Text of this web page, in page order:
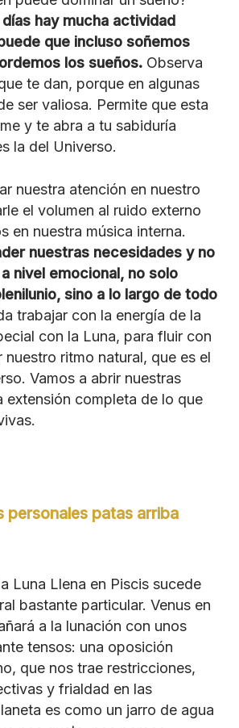
hay mucha actividad
que incluso soñemos
los sueños.Observa
te dan, porque en algunas
ser valiosa. Permite que esta
y te abra a tu sabiduría
la del Universo.
nuestra atención en nuestro
el volumen al ruido externo
en nuestra música interna.
nuestras necesidades y no
nivel emocional, no solo
sino a lo largo de todo
trabajar con la energía de la
con la Luna, para fluir con
nuestro ritmo natural, que es el
Vamos a abrir nuestras
extensión completa de lo que
personales patas arriba
Luna Llena en Piscis sucede
bastante particular. Venus en
a la lunación con unos
tensos: una oposición
que nos trae restricciones,
y frialdad en las
es como un jarro de agua